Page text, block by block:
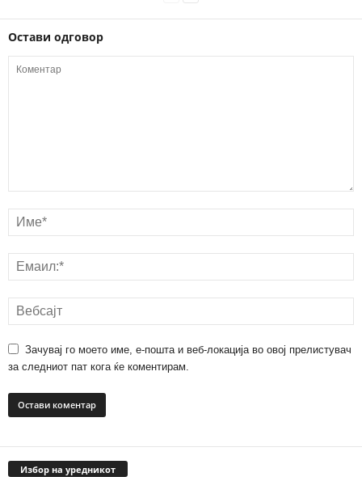
Остави одговор
Зачувај го моето име, е-пошта и веб-локација во овој прелистувач
за следниот пат кога ќе коментирам.
Избор на уредникот